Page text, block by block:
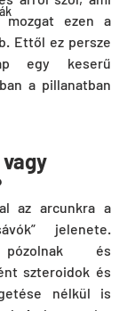
mozgat ezen a
Ettől ez persze
egy keserű
a pillanatban
az arcunkra a
jelenete.
pózolnak és
szteroidok és
nélkül is